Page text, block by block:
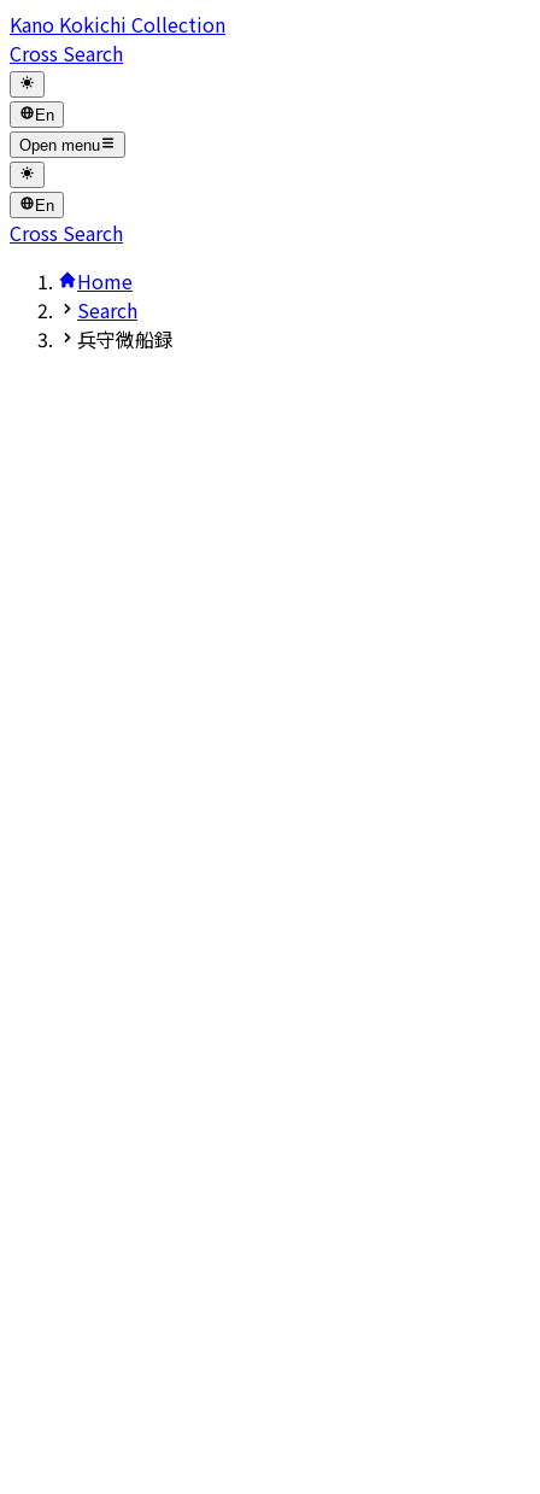
Kano Kokichi Collection
Cross Search
En
Open menu
En
Cross Search
Home
Search
兵守微船録